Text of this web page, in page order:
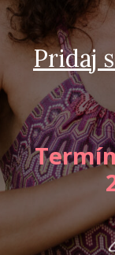
Pridaj